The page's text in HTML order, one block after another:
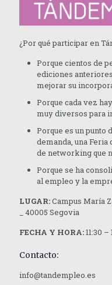
¿Por qué participar en
Porque cientos de
ediciones
mejorar su
Porque cada vez
muy diversos para
Porque es un punto
demanda, una
de networking que
Porque se ha
al empleo y la
LUGAR:Campus María
_ 40005 Segovia
FECHA Y HORA:11:30
Contacto:
info@tandempleo.es